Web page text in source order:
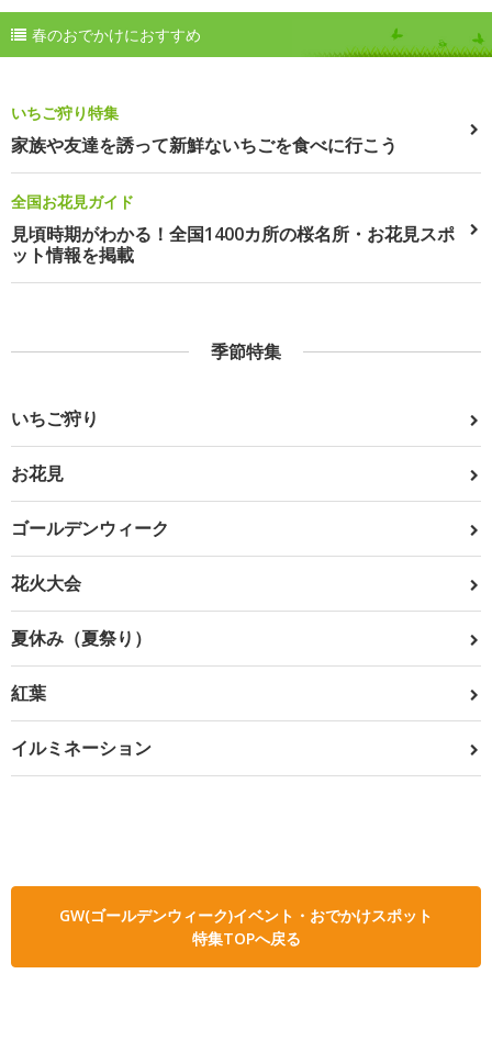
春のおでかけにおすすめ
いちご狩り特集
家族や友達を誘って新鮮ないちごを食べに行こう
全国お花見ガイド
見頃時期がわかる！全国1400カ所の桜名所・お花見スポ
ット情報を掲載
季節特集
いちご狩り
お花見
ゴールデンウィーク
花火大会
夏休み（夏祭り）
紅葉
イルミネーション
GW(ゴールデンウィーク)イベント・おでかけスポット
特集TOPへ戻る